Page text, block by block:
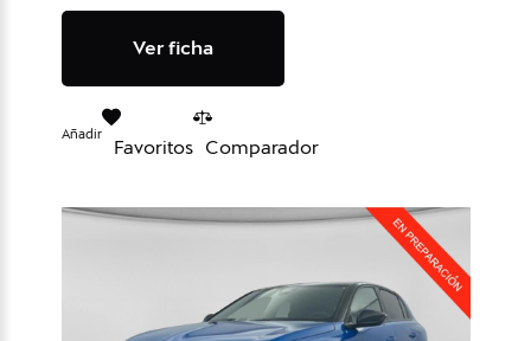
Ver ficha
Añadir
Favoritos Comparador